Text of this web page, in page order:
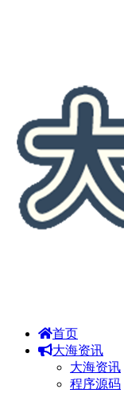
首页
大海资讯
大海资讯
程序源码